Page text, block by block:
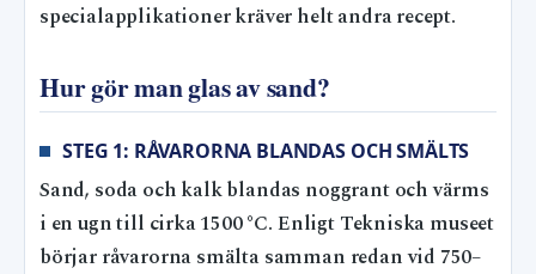
specialapplikationer kräver helt andra recept.
Hur gör man glas av sand?
STEG 1: RÅVARORNA BLANDAS OCH SMÄLTS
Sand, soda och kalk blandas noggrant och värms
i en ugn till cirka 1500 °C. Enligt Tekniska museet
börjar råvarorna smälta samman redan vid 750–